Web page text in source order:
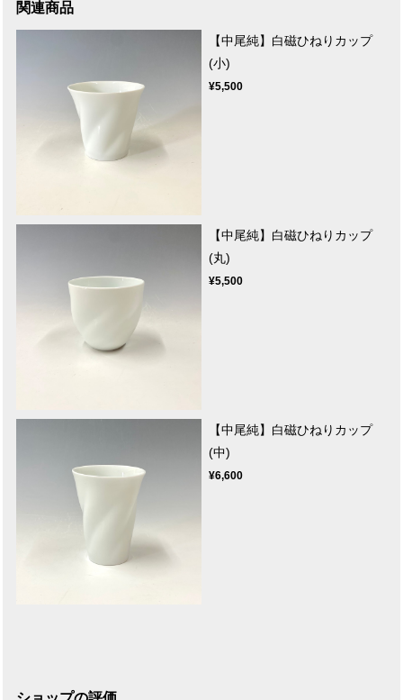
関連商品
【中尾純】白磁ひねりカップ
(小)
¥5,500
【中尾純】白磁ひねりカップ
(丸)
¥5,500
【中尾純】白磁ひねりカップ
(中)
¥6,600